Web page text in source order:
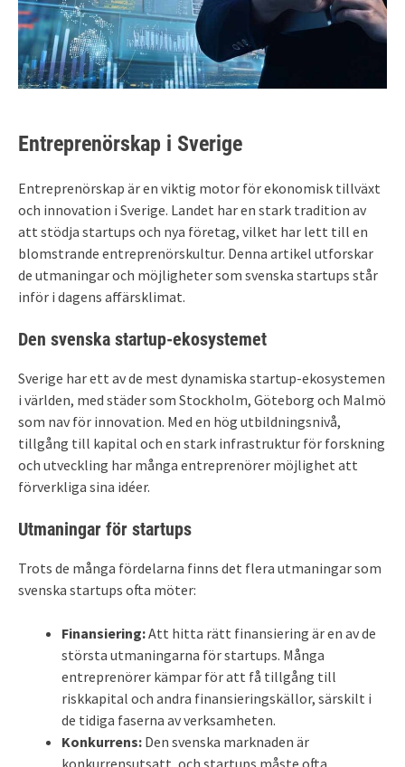
Entreprenörskap i Sverige
Entreprenörskap är en viktig motor för ekonomisk tillväxt
och innovation i Sverige. Landet har en stark tradition av
att stödja startups och nya företag, vilket har lett till en
blomstrande entreprenörskultur. Denna artikel utforskar
de utmaningar och möjligheter som svenska startups står
inför i dagens affärsklimat.
Den svenska startup-ekosystemet
Sverige har ett av de mest dynamiska startup-ekosystemen
i världen, med städer som Stockholm, Göteborg och Malmö
som nav för innovation. Med en hög utbildningsnivå,
tillgång till kapital och en stark infrastruktur för forskning
och utveckling har många entreprenörer möjlighet att
förverkliga sina idéer.
Utmaningar för startups
Trots de många fördelarna finns det flera utmaningar som
svenska startups ofta möter:
Finansiering:Att hitta rätt finansiering är en av de
största utmaningarna för startups. Många
entreprenörer kämpar för att få tillgång till
riskkapital och andra finansieringskällor, särskilt i
de tidiga faserna av verksamheten.
Konkurrens: Den svenska marknaden är
konkurrensutsatt, och startups måste ofta